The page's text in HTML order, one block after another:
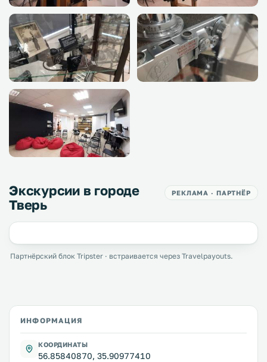
Экскурсии в городе
Тверь
РЕКЛАМА · ПАРТНЁР
Партнёрский блок Tripster · встраивается через Travelpayouts.
ИНФОРМАЦИЯ
КООРДИНАТЫ
56.85840870, 35.90977410